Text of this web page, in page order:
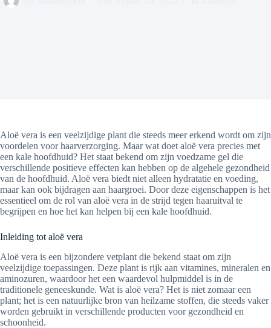
Aloë vera is een veelzijdige plant die steeds meer erkend wordt om zijn
voordelen voor haarverzorging. Maar wat doet aloë vera precies met
een kale hoofdhuid? Het staat bekend om zijn voedzame gel die
verschillende positieve effecten kan hebben op de algehele gezondheid
van de hoofdhuid. Aloë vera biedt niet alleen hydratatie en voeding,
maar kan ook bijdragen aan haargroei. Door deze eigenschappen is het
essentieel om de rol van aloë vera in de strijd tegen haaruitval te
begrijpen en hoe het kan helpen bij een kale hoofdhuid.
Inleiding tot aloë vera
Aloë vera is een bijzondere vetplant die bekend staat om zijn
veelzijdige toepassingen. Deze plant is rijk aan vitamines, mineralen en
aminozuren, waardoor het een waardevol hulpmiddel is in de
traditionele geneeskunde. Wat is aloë vera? Het is niet zomaar een
plant; het is een natuurlijke bron van heilzame stoffen, die steeds vaker
worden gebruikt in verschillende producten voor gezondheid en
schoonheid.